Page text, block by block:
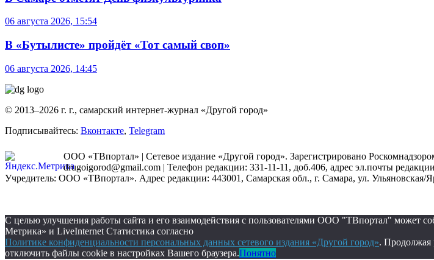
06 августа 2026, 15:54
В «Бутылисте» пройдёт «Тот самый своп»
06 августа 2026, 14:45
© 2013–2026 г. г., самарский интернет-журнал «Другой город»
Подписывайтесь: Вконтакте, Telegram
ООО «ТВпортал» | Сетевое издание «Другой город». Зарегистрировано
drugoigorod@gmail.com | Телефон редакции: 331-11-11, доб.406, адрес эл.почты
Учредитель: ООО «ТВпортал». Адрес редакции: 443001, Самарская обл., г. Самара, ул. Ульяновская/
С целью улучшения работы сайта и его взаимодействия с пользователями ООО "ТВпортал" может
Метрика» и LiveInternet Статистика согласно
Политике конфиденциальности персональных данных сетевого издания «Другой город». Продолжая
отключить файлы cookie в настройках Вашего браузера.Понятно